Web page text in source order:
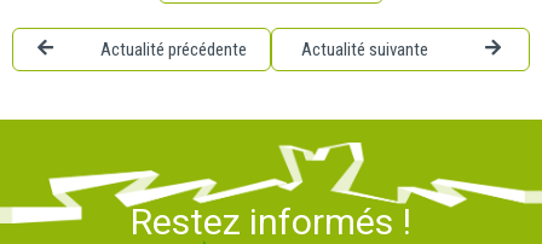
Actualité précédente Actualité suivante
Restez informés !